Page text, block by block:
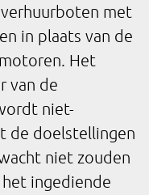
met
in plaats van de
Het
van de
niet-
de doelstellingen
niet zouden
ingediende